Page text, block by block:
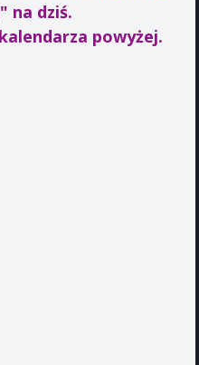
na dziś.
powyżej.